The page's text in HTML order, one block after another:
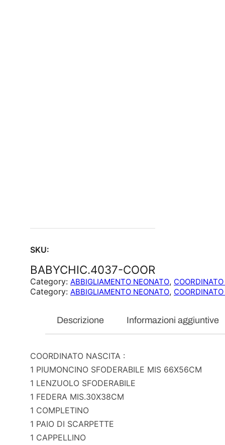
SKU:
BABYCHIC.4037-COOR
Category: ABBIGLIAMENTO NEONATO,
Category: ABBIGLIAMENTO NEONATO,
Descrizione Informazioni aggiuntive
COORDINATO NASCITA :
1 PIUMONCINO SFODERABILE MIS 66X56CM
1 LENZUOLO SFODERABILE
1 FEDERA MIS.30X38CM
1 COMPLETINO
1 PAIO DI SCARPETTE
1 CAPPELLINO